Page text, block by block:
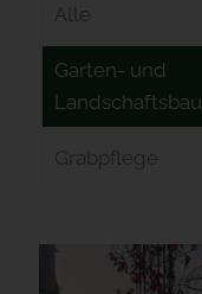
Alle
Garten- und
Landschaftsbau
Grabpflege